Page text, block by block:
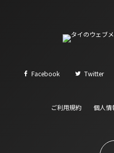
Facebook Twitter
ご利用規約 個人情